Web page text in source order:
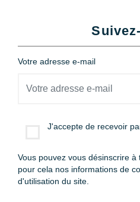
Votre adresse e-mail
J'accepte de recevoir
Vous pouvez vous désinscrire
pour cela nos informations de
d'utilisation du site.